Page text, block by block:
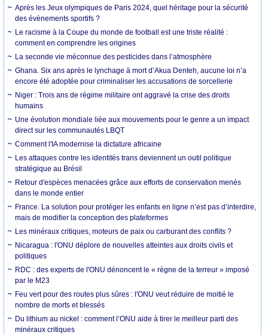
Après les Jeux olympiques de Paris 2024, quel héritage pour la sécurité
des évènements sportifs ?
Le racisme à la Coupe du monde de football est une triste réalité :
comment en comprendre les origines
La seconde vie méconnue des pesticides dans l’atmosphère
Ghana. Six ans après le lynchage à mort d’Akua Denteh, aucune loi n’a
encore été adoptée pour criminaliser les accusations de sorcellerie
Niger : Trois ans de régime militaire ont aggravé la crise des droits
humains
Une évolution mondiale liée aux mouvements pour le genre a un impact
direct sur les communautés LBQT
Comment l'IA modernise la dictature africaine
Les attaques contre les identités trans deviennent un outil politique
stratégique au Brésil
Retour d'espèces menacées grâce aux efforts de conservation menés
dans le monde entier
France. La solution pour protéger les enfants en ligne n’est pas d’interdire,
mais de modifier la conception des plateformes
Les minéraux critiques, moteurs de paix ou carburant des conflits ?
Nicaragua : l'ONU déplore de nouvelles atteintes aux droits civils et
politiques
RDC : des experts de l'ONU dénoncent le « règne de la terreur » imposé
par le M23
Feu vert pour des routes plus sûres : l'ONU veut réduire de moitié le
nombre de morts et blessés
Du lithium au nickel : comment l’ONU aide à tirer le meilleur parti des
minéraux critiques